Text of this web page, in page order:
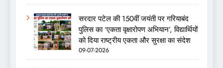
सरदार पटेल की 150वीं जयंती पर गरियाबंद
पुलिस का ‘एकता वृक्षारोपण अभियान’, विद्यार्थियों
को दिया राष्ट्रीय एकता और सुरक्षा का संदेश
09-07-2026